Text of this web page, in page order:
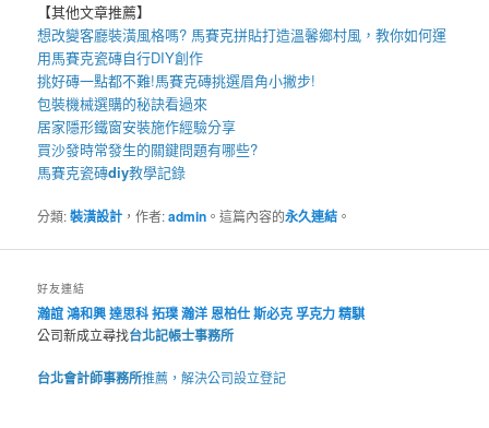
【其他文章推薦】
想改變客廳裝潢風格嗎? 馬賽克拼貼打造溫馨鄉村風，教你如何運
用馬賽克瓷磚自行DIY創作
挑好磚一點都不難!馬賽克磚挑選眉角小撇步!
包裝機械選購的秘訣看過來
居家隱形鐵窗安裝施作經驗分享
買沙發時常發生的關鍵問題有哪些?
馬賽克瓷磚diy教學記錄
分類:裝潢設計 ，作者:admin 。這篇內容的永久連結 。
好友連結
瀚誼鴻和興達思科拓璞瀚洋 恩柏仕斯必克孚克力精騏
公司新成立尋找台北記帳士事務所
台北會計師事務所推薦，解決公司設立登記